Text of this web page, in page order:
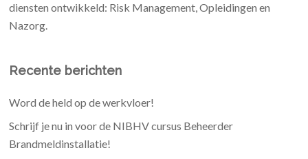
diensten ontwikkeld: Risk Management, Opleidingen en
Nazorg.
Recente berichten
Word de held op de werkvloer!
Schrijf je nu in voor de NIBHV cursus Beheerder
Brandmeldinstallatie!